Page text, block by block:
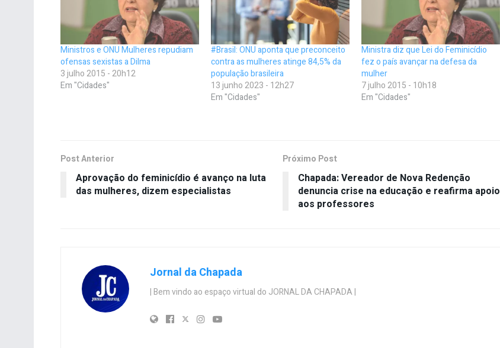
Ministros e ONU Mulheres repudiam
ofensas sexistas a Dilma
3 julho 2015 - 20h12
Em "Cidades"
#Brasil: ONU aponta que preconceito
contra as mulheres atinge 84,5% da
população brasileira
13 junho 2023 - 12h27
Em "Cidades"
Ministra diz que Lei do Feminicídio
fez o país avançar na defesa da
mulher
7 julho 2015 - 10h18
Em "Cidades"
Post Anterior
Aprovação do feminicídio é avanço na luta
das mulheres, dizem especialistas
Próximo Post
Chapada: Vereador de Nova Redenção
denuncia crise na educação e reafirma apoio
aos professores
Jornal da Chapada
| Bem vindo ao espaço virtual do JORNAL DA CHAPADA |